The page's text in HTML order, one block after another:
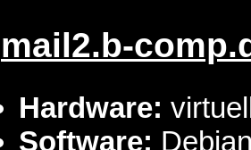
mail2.b-
Hardware:
Software: